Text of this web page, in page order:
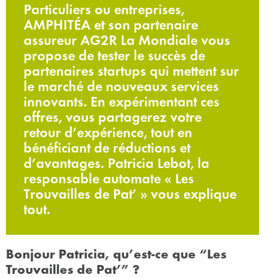
Particuliers ou entreprises,
AMPHITÉA et son partenaire
assureur AG2R La Mondiale vous
propose de tester le succès de
partenaires startups qui mettent sur
le marché de nouveaux services
innovants. En expérimentant ces
offres, vous partagerez votre
retour d’expérience, tout en
bénéficiant de réductions et
d’avantages. Patricia Lebot, la
responsable automate « Les
Trouvailles de Pat’ » vous explique
tout.
Bonjour Patricia, qu’est-ce que “Les
Trouvailles de Pat’” ?